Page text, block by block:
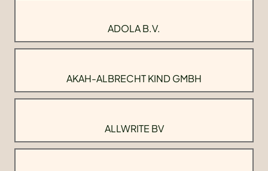
ADOLA B.V.
AKAH-ALBRECHT KIND GMBH
ALLWRITE BV